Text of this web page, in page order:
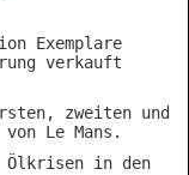
Exemplare
verkauft
zweiten und
Le Mans.
Ölkrisen in den